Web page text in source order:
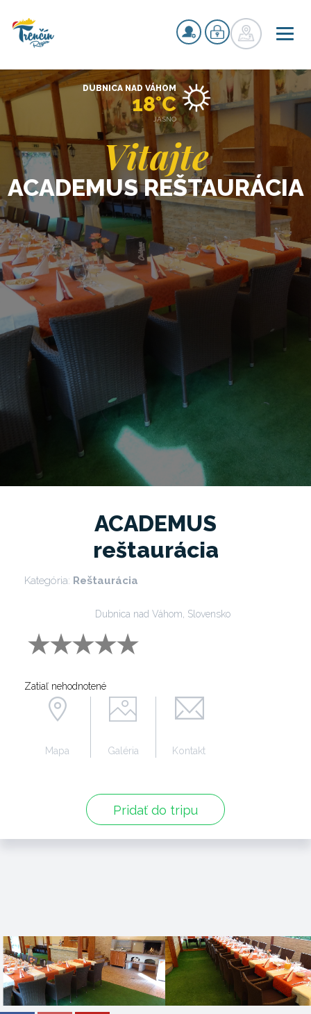
Vitajte
ACADEMUS REŠTAURÁCIA
DUBNICA NAD VÁHOM
18°C
JASNO
ACADEMUS
reštaurácia
Kategória: Reštaurácia
Dubnica nad Váhom, Slovensko
Zatiaľ nehodnotené
Pridať do tripu
Mapa Galéria Kontakt